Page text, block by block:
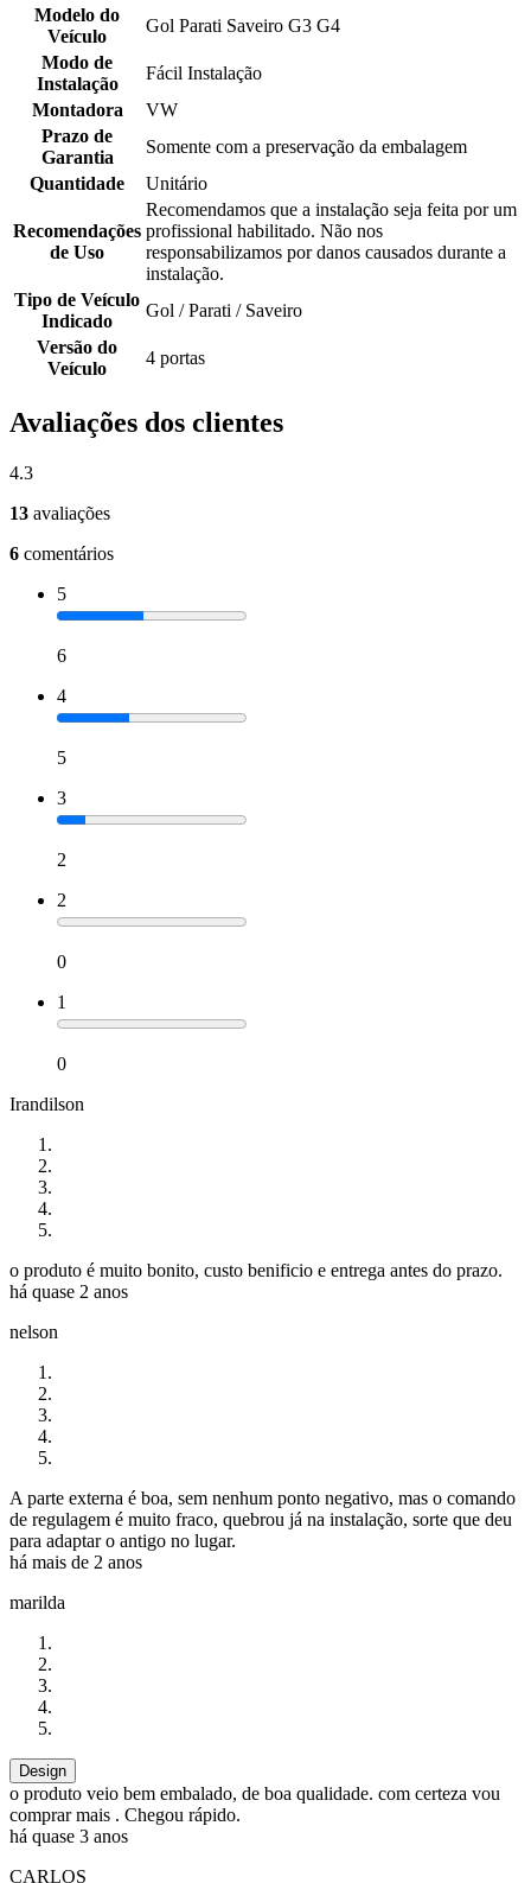
Modelo do
Veículo
Gol Parati Saveiro G3 G4
Modo de
Instalação
Fácil Instalação
Montadora
VW
Prazo de
Garantia
Somente com a preservação da embalagem
Quantidade
Unitário
Recomendações
de Uso
Recomendamos que a instalação seja feita por um
profissional habilitado. Não nos
responsabilizamos por danos causados durante a
instalação.
Tipo de Veículo
Indicado
Gol / Parati / Saveiro
Versão do
Veículo
4 portas
Avaliações dos clientes
4.3
13 avaliações
6 comentários
5
6
4
5
3
2
2
0
1
0
Irandilson
o produto é muito bonito, custo benificio e entrega antes do prazo.
há quase 2 anos
nelson
A parte externa é boa, sem nenhum ponto negativo, mas o comando
de regulagem é muito fraco, quebrou já na instalação, sorte que deu
para adaptar o antigo no lugar.
há mais de 2 anos
marilda
Design
o produto veio bem embalado, de boa qualidade. com certeza vou
comprar mais . Chegou rápido.
há quase 3 anos
CARLOS